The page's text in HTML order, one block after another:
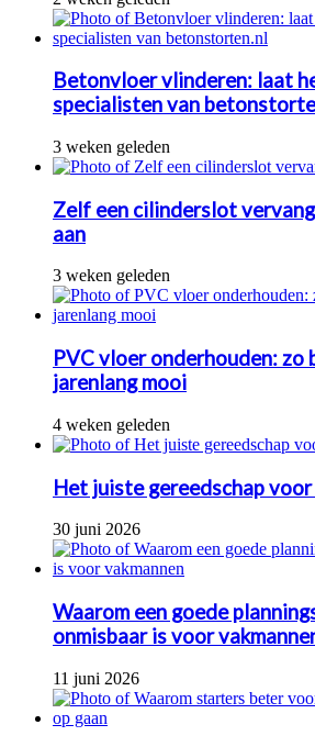
Betonvloer vlinderen: laat
specialisten van
3 weken geleden
Zelf een cilinderslot
aan
3 weken geleden
PVC vloer onderhouden:
jarenlang mooi
4 weken geleden
Het juiste gereedschap
30 juni 2026
Waarom een goede
onmisbaar is voor
11 juni 2026